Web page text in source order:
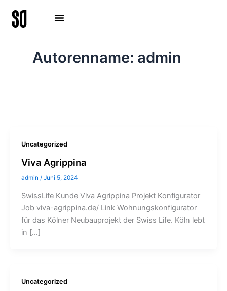
Inhalt
springen
Autorenname: admin
Uncategorized
Viva Agrippina
admin / Juni 5, 2024
SwissLife Kunde Viva Agrippina Projekt Konfigurator
Job viva-agrippina.de/ Link Wohnungskonfigurator
für das Kölner Neubauprojekt der Swiss Life. Köln lebt
in […]
Uncategorized